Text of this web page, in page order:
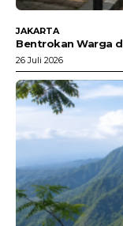
JAKARTA
Bentrokan Warga
26 Juli 2026